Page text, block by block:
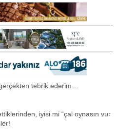
tebrik ederim…
iyisi mi “çal oynasın vur